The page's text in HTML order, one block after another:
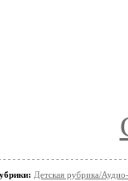
Детская рубрика/